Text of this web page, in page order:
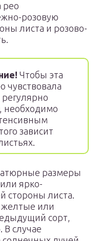
рео
розовую
листа и розово-
Чтобы эта
чувствовала
необходимо
зависит
размеры
ярко-
стороны листа.
желтые или
сорт,
В случае